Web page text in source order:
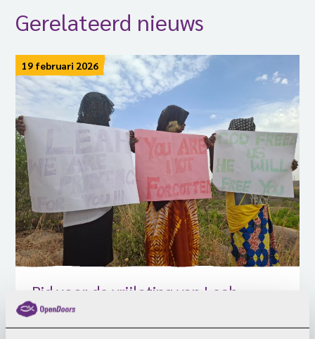
Gerelateerd nieuws
19 februari 2026
Bid voor de vrijlating van Leah
Sharibu
Vandaag is het precies acht jaar geleden dat Leah